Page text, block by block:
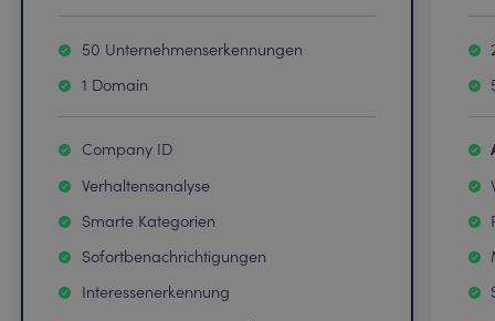
50 Unternehmenserkennungen
1 Domain
Company ID
Verhaltensanalyse
Smarte Kategorien
Sofortbenachrichtigungen
Interessenerkennung